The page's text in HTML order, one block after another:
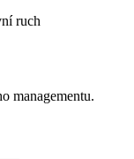
ruch
managementu.